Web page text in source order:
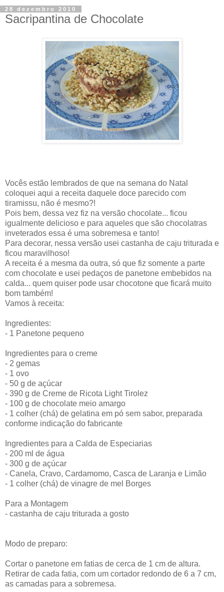
28 dezembro 2010
Sacripantina de Chocolate
Vocês estão lembrados de que na semana do Natal
coloquei aqui a receita daquele doce parecido com
tiramissu, não é mesmo?!
Pois bem, dessa vez fiz na versão chocolate... ficou
igualmente delicioso e para aqueles que são chocolatras
inveterados essa é uma sobremesa e tanto!
Para decorar, nessa versão usei castanha de caju triturada e
ficou maravilhoso!
A receita é a mesma da outra, só que fiz somente a parte
com chocolate e usei pedaços de panetone embebidos na
calda... quem quiser pode usar chocotone que ficará muito
bom também!
Vamos à receita:
Ingredientes:
- 1 Panetone pequeno
Ingredientes para o creme
- 2 gemas
- 1 ovo
- 50 g de açúcar
- 390 g de Creme de Ricota Light Tirolez
- 100 g de chocolate meio amargo
- 1 colher (chá) de gelatina em pó sem sabor, preparada
conforme indicação do fabricante
Ingredientes para a Calda de Especiarias
- 200 ml de água
- 300 g de açúcar
- Canela, Cravo, Cardamomo, Casca de Laranja e Limão
- 1 colher (chá) de vinagre de mel Borges
Para a Montagem
- castanha de caju triturada a gosto
Modo de preparo:
Cortar o panetone em fatias de cerca de 1 cm de altura.
Retirar de cada fatia, com um cortador redondo de 6 a 7 cm,
as camadas para a sobremesa.